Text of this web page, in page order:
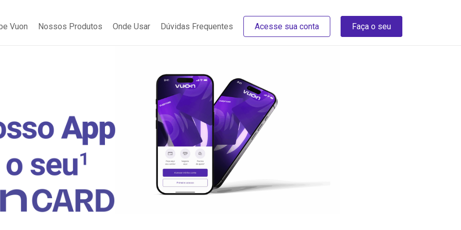
Vuon Nossos Produtos Onde Usar Dúvidas Frequentes Acesse sua conta Faça o seu